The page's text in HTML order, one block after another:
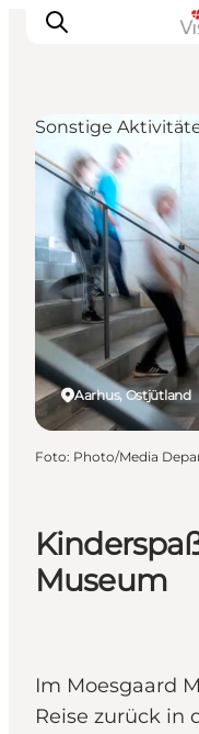
Sehen und
Städte und
Reiseplanung
Transport
Museum
Im Moesgaard
Reise zurück in
Aarhus, Ostjütland
Sonstige
Foto: Photo/Media